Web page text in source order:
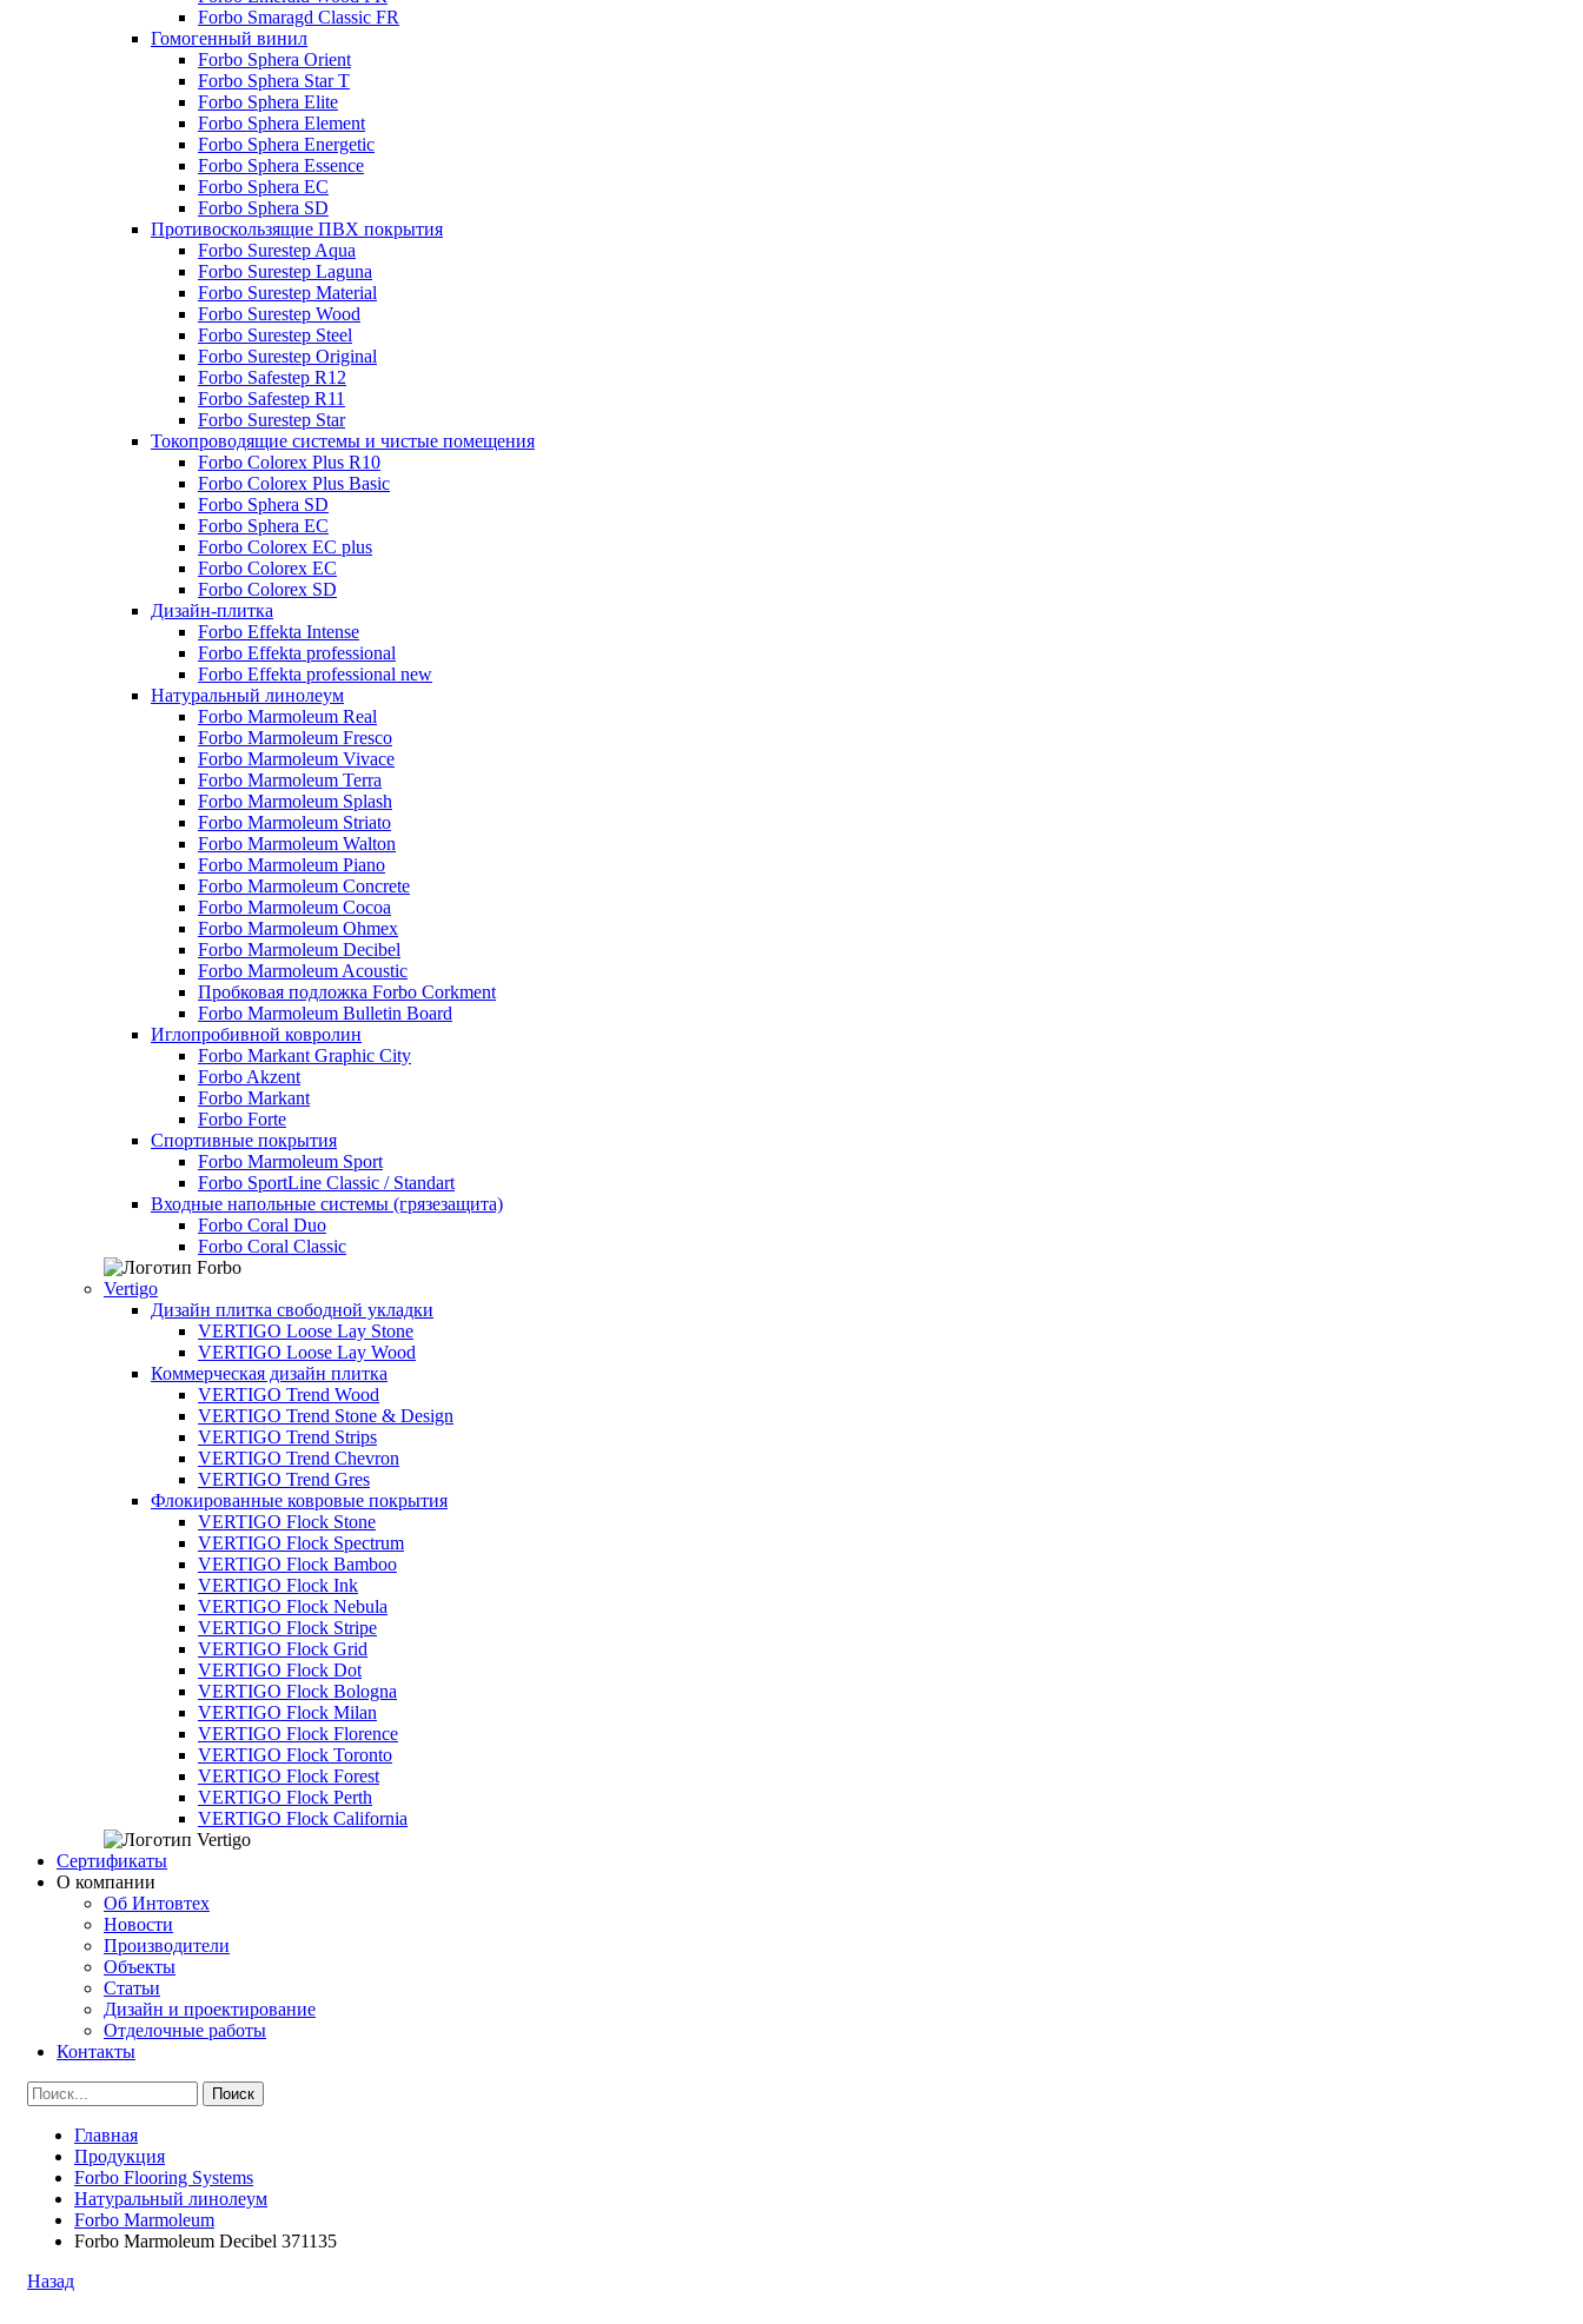
Forbo Smaragd Classic FR
Гомогенный винил
Forbo Sphera Orient
Forbo Sphera Star T
Forbo Sphera Elite
Forbo Sphera Element
Forbo Sphera Energetic
Forbo Sphera Essence
Forbo Sphera EC
Forbo Sphera SD
Противоскользящие ПВХ покрытия
Forbo Surestep Aqua
Forbo Surestep Laguna
Forbo Surestep Material
Forbo Surestep Wood
Forbo Surestep Steel
Forbo Surestep Original
Forbo Safestep R12
Forbo Safestep R11
Forbo Surestep Star
Токопроводящие системы и чистые помещения
Forbo Colorex Plus R10
Forbo Colorex Plus Basic
Forbo Sphera SD
Forbo Sphera EC
Forbo Colorex EC plus
Forbo Colorex EC
Forbo Colorex SD
Дизайн-плитка
Forbo Effekta Intense
Forbo Effekta professional
Forbo Effekta professional new
Натуральный линолеум
Forbo Marmoleum Real
Forbo Marmoleum Fresco
Forbo Marmoleum Vivace
Forbo Marmoleum Terra
Forbo Marmoleum Splash
Forbo Marmoleum Striato
Forbo Marmoleum Walton
Forbo Marmoleum Piano
Forbo Marmoleum Concrete
Forbo Marmoleum Cocoa
Forbo Marmoleum Ohmex
Forbo Marmoleum Decibel
Forbo Marmoleum Acoustic
Пробковая подложка Forbo Corkment
Forbo Marmoleum Bulletin Board
Иглопробивной ковролин
Forbo Markant Graphic City
Forbo Akzent
Forbo Markant
Forbo Forte
Спортивные покрытия
Forbo Marmoleum Sport
Forbo SportLine Classic / Standart
Входные напольные системы (грязезащита)
Forbo Coral Duo
Forbo Coral Classic
Vertigo
Дизайн плитка свободной укладки
VERTIGO Loose Lay Stone
VERTIGO Loose Lay Wood
Коммерческая дизайн плитка
VERTIGO Trend Wood
VERTIGO Trend Stone & Design
VERTIGO Trend Strips
VERTIGO Trend Chevron
VERTIGO Trend Gres
Флокированные ковровые покрытия
VERTIGO Flock Stone
VERTIGO Flock Spectrum
VERTIGO Flock Bamboo
VERTIGO Flock Ink
VERTIGO Flock Nebula
VERTIGO Flock Stripe
VERTIGO Flock Grid
VERTIGO Flock Dot
VERTIGO Flock Bologna
VERTIGO Flock Milan
VERTIGO Flock Florence
VERTIGO Flock Toronto
VERTIGO Flock Forest
VERTIGO Flock Perth
VERTIGO Flock California
Сертификаты
О компании
Об Интовтех
Новости
Производители
Объекты
Статьи
Дизайн и проектирование
Отделочные работы
Контакты
Главная
Продукция
Forbo Flooring Systems
Натуральный линолеум
Forbo Marmoleum
Forbo Marmoleum Decibel 371135
Назад